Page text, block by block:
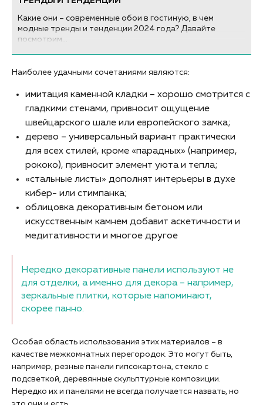
Какие они – современные обои в гостиную, в чем
модные тренды и тенденции 2024 года? Давайте
посмотрим...
Наиболее удачными сочетаниями являются:
имитация каменной кладки – хорошо смотрится с
гладкими стенами, привносит ощущение
швейцарского шале или европейского замка;
дерево – универсальный вариант практически
для всех стилей, кроме «парадных» (например,
рококо), привносит элемент уюта и тепла;
«стальные листы» дополнят интерьеры в духе
кибер- или стимпанка;
облицовка декоративным бетоном или
искусственным камнем добавит аскетичности и
медитативности и многое другое
Нередко декоративные панели используют не
для отделки, а именно для декора – например,
зеркальные плитки, которые напоминают,
скорее панно.
Особая область использования этих материалов – в
качестве межкомнатных перегородок. Это могут быть,
например, резные панели гипсокартона, стекло с
подсветкой, деревянные скульптурные композиции.
Нередко их и панелями не всегда получается назвать, но